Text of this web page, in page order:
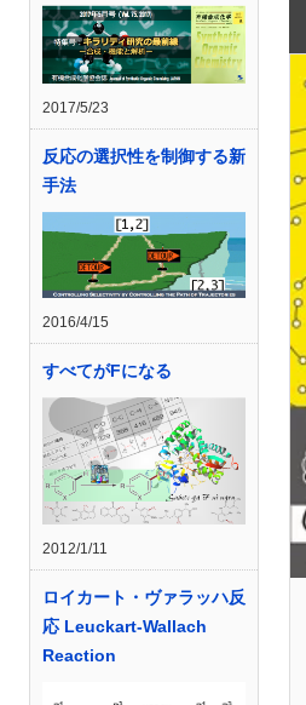
2017/5/23
反応の選択性を制御する新
手法
2016/4/15
すべてがFになる
2012/1/11
ロイカート・ヴァラッハ反
応 Leuckart-Wallach
Reaction